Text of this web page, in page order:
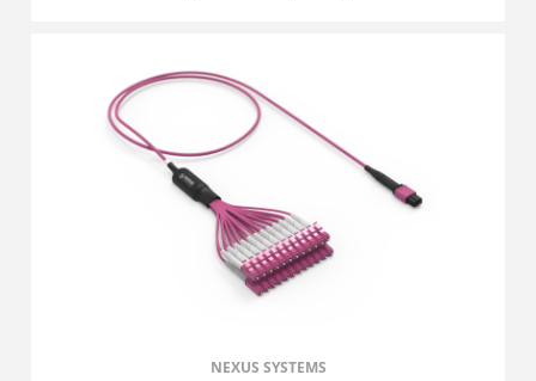
NEXUS SYSTEMS